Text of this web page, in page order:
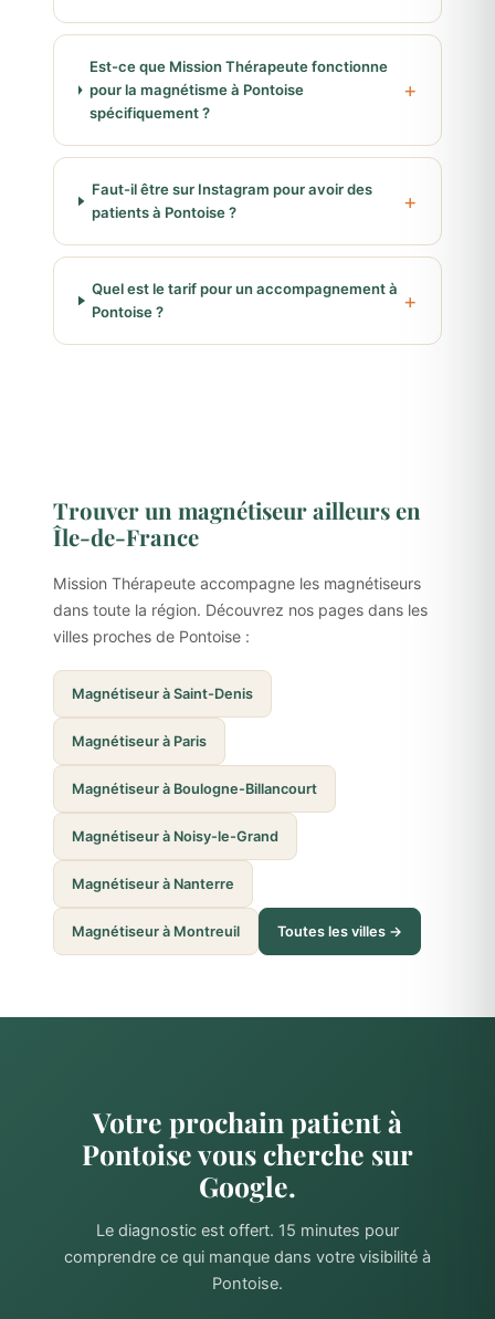
Est-ce que Mission Thérapeute fonctionne
pour la magnétisme à Pontoise
spécifiquement ?
Faut-il être sur Instagram pour avoir des
patients à Pontoise ?
Quel est le tarif pour un accompagnement à
Pontoise ?
Trouver un magnétiseur ailleurs en
Île-de-France
Mission Thérapeute accompagne les magnétiseurs
dans toute la région. Découvrez nos pages dans les
villes proches de Pontoise :
Magnétiseur à Saint-Denis
Magnétiseur à Paris
Magnétiseur à Boulogne-Billancourt
Magnétiseur à Noisy-le-Grand
Magnétiseur à Nanterre
Magnétiseur à Montreuil Toutes les villes →
Votre prochain patient à
Pontoise vous cherche sur
Google.
Le diagnostic est offert. 15 minutes pour
comprendre ce qui manque dans votre visibilité à
Pontoise.